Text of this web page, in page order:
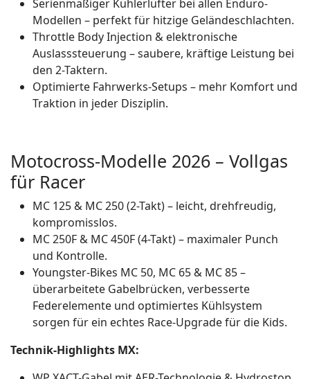
Serienmäßiger Kühlerlüfter bei allen Enduro-
Modellen – perfekt für hitzige Geländeschlachten.
Throttle Body Injection & elektronische
Auslasssteuerung – saubere, kräftige Leistung bei
den 2-Taktern.
Optimierte Fahrwerks-Setups – mehr Komfort und
Traktion in jeder Disziplin.
Motocross-Modelle 2026 – Vollgas
für Racer
MC 125 & MC 250 (2-Takt) – leicht, drehfreudig,
kompromisslos.
MC 250F & MC 450F (4-Takt) – maximaler Punch
und Kontrolle.
Youngster-Bikes MC 50, MC 65 & MC 85 –
überarbeitete Gabelbrücken, verbesserte
Federelemente und optimiertes Kühlsystem
sorgen für ein echtes Race-Upgrade für die Kids.
Technik-Highlights MX: